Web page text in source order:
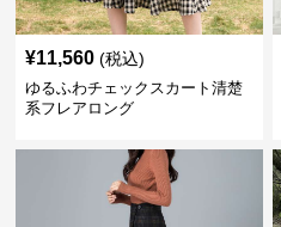
¥11,560 (税込)
ゆるふわチェックスカート清楚
系フレアロング